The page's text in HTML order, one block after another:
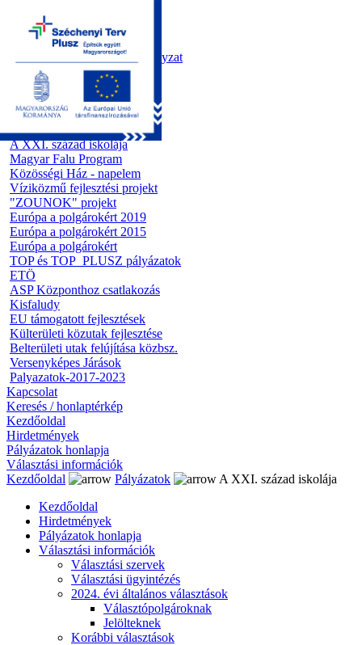
Kezdőoldal
Önkormányzat
Polgármesteri Hivatal
Roma Nemzetiségi Önkormányzat
Elektronikus ügyintézés
Közérdekű információk
Tiszapüspöki bemutatása
Pályázatok
A kreatív ipar...
A XXI. század iskolája
Magyar Falu Program
Közösségi Ház - napelem
Víziközmű fejlesztési projekt
"ZOUNOK" projekt
Európa a polgárokért 2019
Európa a polgárokért 2015
Európa a polgárokért
TOP és TOP_PLUSZ pályázatok
ETÖ
ASP Központhoz csatlakozás
Kisfaludy
EU támogatott fejlesztések
Külterületi közutak fejlesztése
Belterületi utak felújítása közbsz.
Versenyképes Járások
Palyazatok-2017-2023
Kapcsolat
Keresés / honlaptérkép
Kezdőoldal
Hirdetmények
Pályázatok honlapja
Választási információk
Kezdőoldal
Pályázatok
A XXI. század iskolája
Kezdőoldal
Hirdetmények
Pályázatok honlapja
Választási információk
Választási szervek
Választási ügyintézés
2024. évi általános választások
Választópolgároknak
Jelölteknek
Korábbi választások